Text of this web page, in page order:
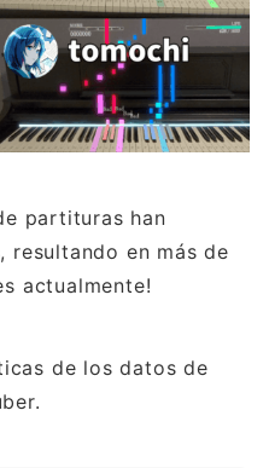
partituras han
resultando en más de
actualmente!
de los datos de